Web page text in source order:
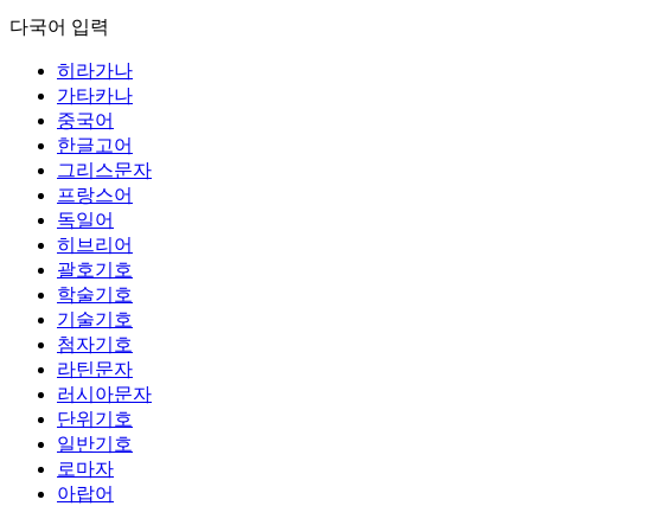
다국어 입력
히라가나
가타카나
중국어
한글고어
그리스문자
프랑스어
독일어
히브리어
괄호기호
학술기호
기술기호
첨자기호
라틴문자
러시아문자
단위기호
일반기호
로마자
아랍어